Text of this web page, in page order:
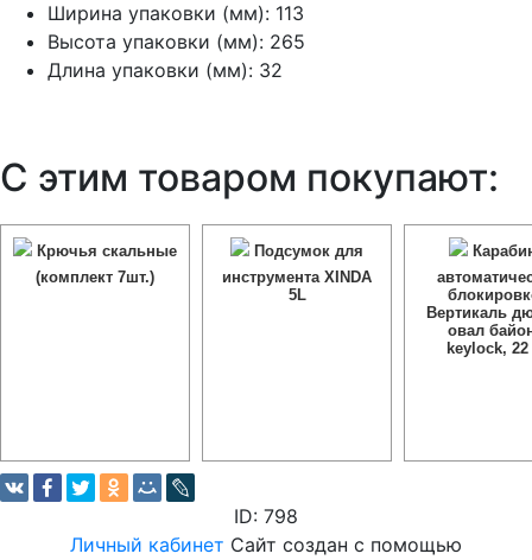
Ширина упаковки (мм): 113
Высота упаковки (мм): 265
Длина упаковки (мм): 32
С этим товаром покупают:
Крючья скальные
(комплект 7шт.)
Подсумок для
инструмента XINDA
5L
Вертикаль
овал
keylock,
ID: 798
Личный кабинет Сайт создан с помощью